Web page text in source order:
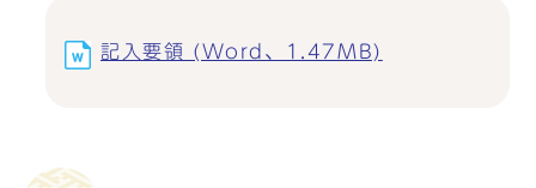
記入要領 (Word、1.47MB)